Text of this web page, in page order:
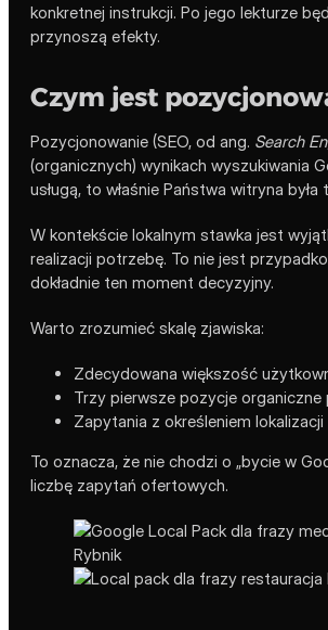
konkretnej instrukcji. Po jego lekturze
przynoszą efekty.
Czym jest
Pozycjonowanie (SEO, od ang. Search
(organicznych) wynikach wyszukiwania
usługą, to właśnie Państwa witryna
W kontekście lokalnym stawka jest
realizacji potrzebę. To nie jest
dokładnie ten moment decyzyjny.
Warto zrozumieć skalę zjawiska:
Zdecydowana większość
Trzy pierwsze pozycje
Zapytania z określeniem
To oznacza, że nie chodzi o „bycie w
liczbę zapytań ofertowych.